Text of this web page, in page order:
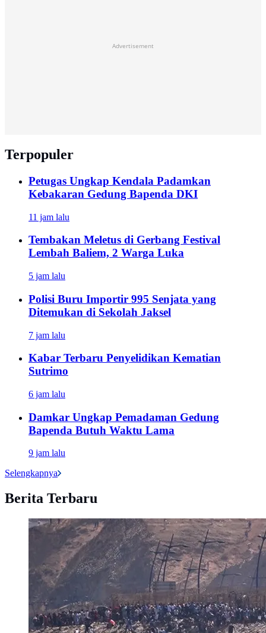
Advertisement
Terpopuler
Petugas Ungkap Kendala Padamkan
Kebakaran Gedung Bapenda DKI
11 jam lalu
Tembakan Meletus di Gerbang Festival
Lembah Baliem, 2 Warga Luka
5 jam lalu
Polisi Buru Importir 995 Senjata yang
Ditemukan di Sekolah Jaksel
7 jam lalu
Kabar Terbaru Penyelidikan Kematian
Sutrimo
6 jam lalu
Damkar Ungkap Pemadaman Gedung
Bapenda Butuh Waktu Lama
9 jam lalu
Selengkapnya
Berita Terbaru